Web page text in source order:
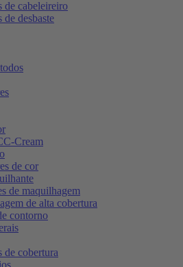
de cabeleireiro
de desbaste
Cream
de cor
de maquilhagem
de alta cobertura
contorno
de cobertura